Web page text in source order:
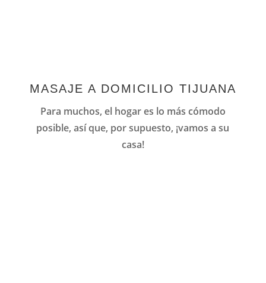
MASAJE A DOMICILIO TIJUANA
Para muchos, el hogar es lo más cómodo
posible, así que, por supuesto, ¡vamos a su
casa!